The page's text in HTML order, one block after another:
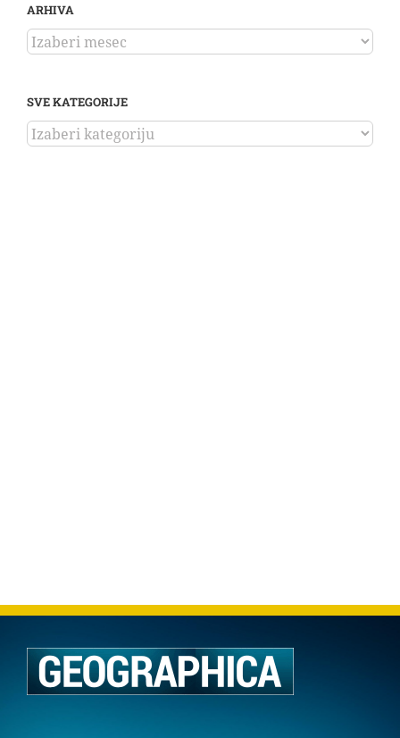
ARHIVA
ARHIVA
SVE KATEGORIJE
SVE
KATEGORIJE